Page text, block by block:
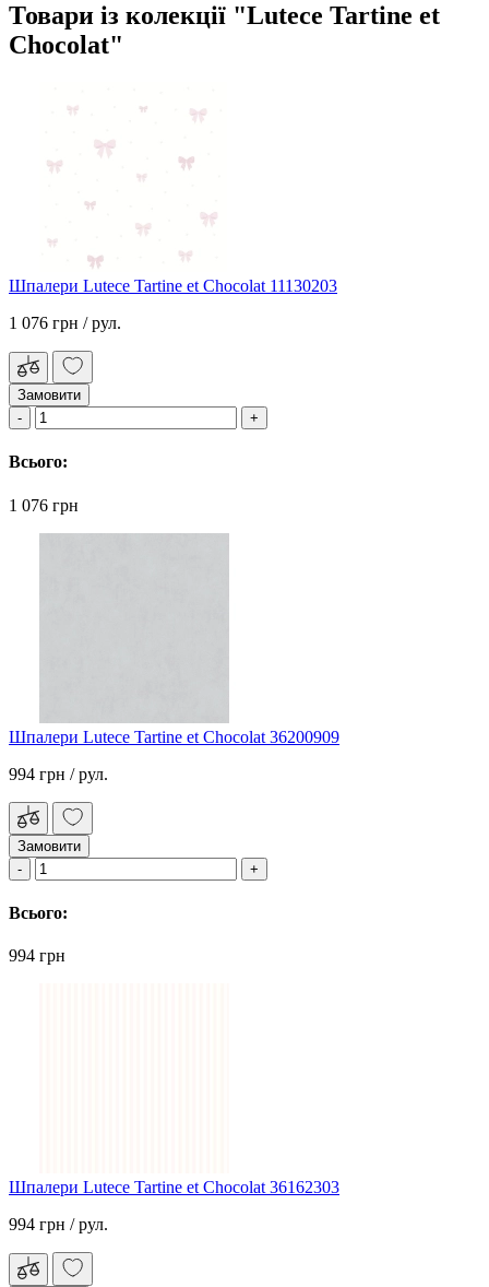
Товари із колекції "Lutece Tartine et
Chocolat"
Шпалери Lutece Tartine et Chocolat 11130203
1 076 грн / рул.
Замовити
Всього:
1 076 грн
Шпалери Lutece Tartine et Chocolat 36200909
994 грн / рул.
Замовити
Всього:
994 грн
Шпалери Lutece Tartine et Chocolat 36162303
994 грн / рул.